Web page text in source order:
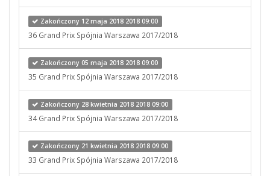
Zakończony 12 maja 2018 2018 09:00
36 Grand Prix Spójnia Warszawa 2017/2018
Zakończony 05 maja 2018 2018 09:00
35 Grand Prix Spójnia Warszawa 2017/2018
Zakończony 28 kwietnia 2018 2018 09:00
34 Grand Prix Spójnia Warszawa 2017/2018
Zakończony 21 kwietnia 2018 2018 09:00
33 Grand Prix Spójnia Warszawa 2017/2018